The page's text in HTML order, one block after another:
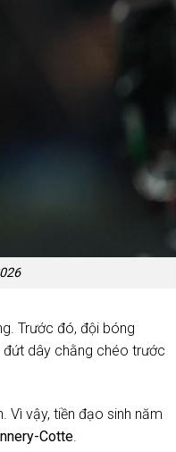
Trước đó, đội bóng
đứt dây chằng chéo trước
Vì vậy, tiền đạo sinh năm
Cotte